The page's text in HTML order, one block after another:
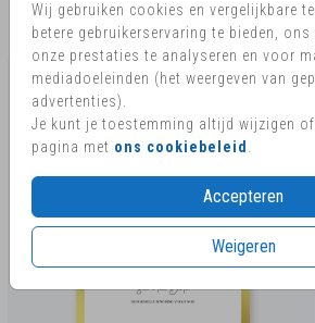
Wij gebruiken cookies en vergelijkbare
betere gebruikerservaring te bieden, ons
onze prestaties te analyseren en voor
mediadoeleinden (het weergeven van
advertenties).
Je kunt je toestemming altijd wijzigen
pagina met ons cookiebeleid
Accepteren
Weigeren
AANBEVOLEN